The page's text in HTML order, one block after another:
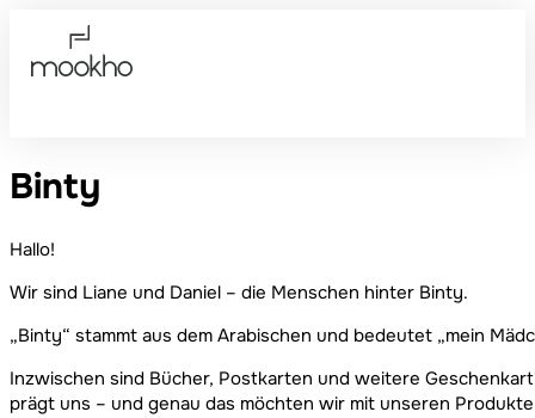
Binty
Hallo!
Wir sind Liane und Daniel – die Menschen hinter Binty.
„Binty“ stammt aus dem Arabischen und bedeutet „mein
Inzwischen sind Bücher, Postkarten und weitere
prägt uns – und genau das möchten wir mit unseren